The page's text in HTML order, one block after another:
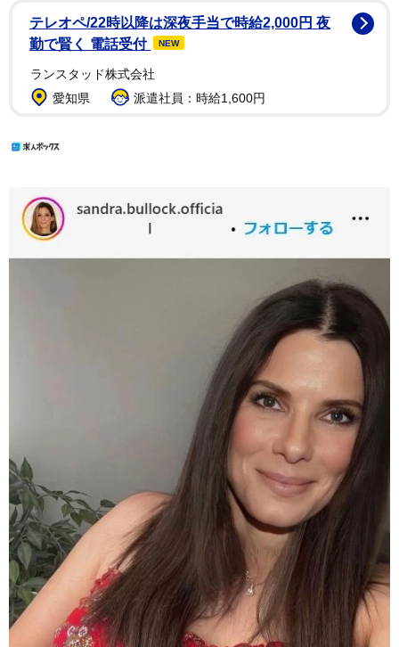
テレオペ/22時以降は深夜手当で時給2,000円 夜
勤で賢く 電話受付
NEW
ランスタッド株式会社
愛知県
派遣社員：時給1,600円